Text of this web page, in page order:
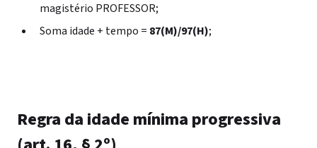
magistério PROFESSOR;
Soma idade + tempo = 87(M)/97(H);
Regra da idade mínima progressiva